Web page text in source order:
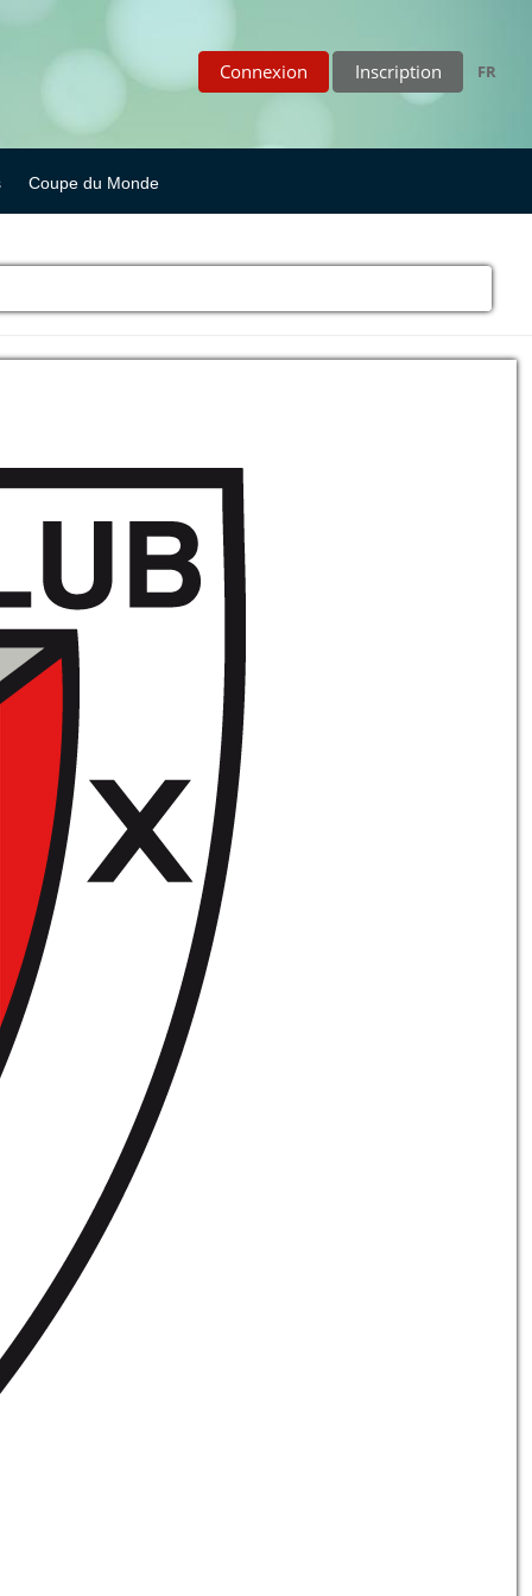
Connexion Inscription FR
Coupe du Monde